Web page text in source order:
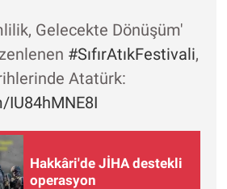
Gelecekte Dönüşüm'
#SıfırAtıkFestivali,
Atatürk:
Hakkâri'de JİHA destekli
operasyon